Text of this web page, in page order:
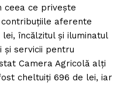
ceea ce priveşte
aferente
încălzitul şi iluminatul
şi servicii pentru
Camera Agricolă alţi
cheltuiţi 696 de lei, iar